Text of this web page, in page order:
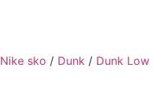
Nike sko / Dunk / Dunk Low